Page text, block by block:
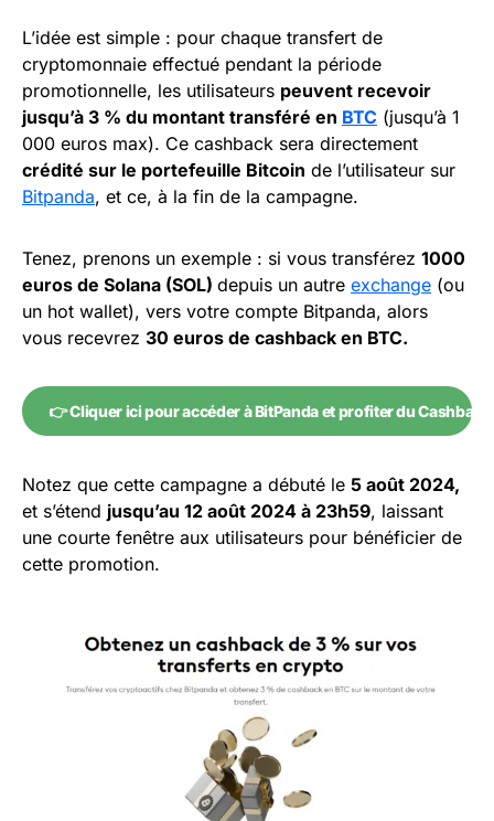
L’idée est simple : pour chaque transfert de
cryptomonnaie effectué pendant la période
promotionnelle, les utilisateurs peuvent recevoir
jusqu’à 3 % du montant transféré en BTC (jusqu’à 1
000 euros max). Ce cashback sera directement
crédité sur le portefeuille Bitcoin de l’utilisateur sur
Bitpanda, et ce, à la fin de la campagne.
Tenez, prenons un exemple : si vous transférez 1000
euros de Solana (SOL) depuis un autre exchange (ou
un hot wallet), vers votre compte Bitpanda, alors
vous recevrez 30 euros de cashback en BTC.
👉 Cliquer ici pour accéder à BitPanda et profiter du Cashback
Notez que cette campagne a débuté le 5 août 2024,
et s’étend jusqu’au 12 août 2024 à 23h59, laissant
une courte fenêtre aux utilisateurs pour bénéficier de
cette promotion.